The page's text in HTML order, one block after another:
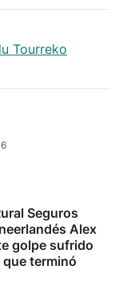
Tourreko
Seguros
Alex
golpe sufrido
terminó